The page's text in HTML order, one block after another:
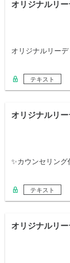
オリジナルリ
オリジナルリーデ
テキスト
オリジナルリ
✨カウンセリン
テキスト
オリジナルリ